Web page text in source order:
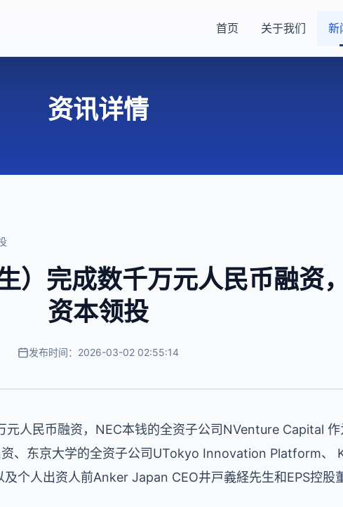
首页 关于我们 新
资讯详情
）完成数千万元人民币融资
资本领投
发布时间：2026-03-02 02:55:14
人民币融资，NEC本钱的全资子公司NVenture Capital 作
、东京大学的全资子公司UTokyo Innovation Platform、
个人出资人前Anker Japan CEO井戸義経先生和EPS控股